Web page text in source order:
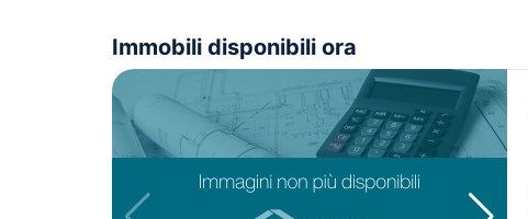
Immobili disponibili ora